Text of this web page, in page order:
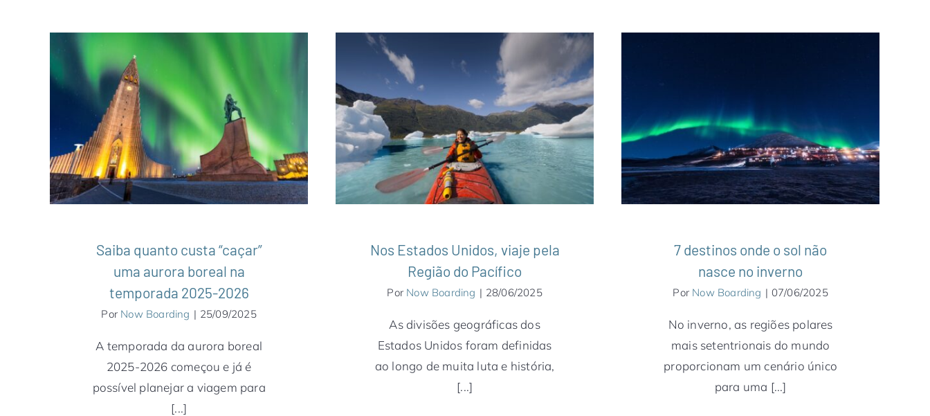
Saiba quanto custa “caçar” uma aurora
boreal na temporada 2025-2026
Alasca América do Norte
Estados Unidos
Europa Finlândia Islândia Noruega
Notícias Suécia
Saiba quanto custa “caçar”
uma aurora boreal na
temporada 2025-2026
Por Now Boarding | 25/09/2025
A temporada da aurora boreal
2025-2026 começou e já é
possível planejar a viagem para
[...]
Nos Estados Unidos, viaje pela Região
do Pacífico
Alasca América do Norte Destaques
Estados Unidos Notícias
Nos Estados Unidos, viaje pela
Região do Pacífico
Por Now Boarding | 28/06/2025
As divisões geográficas dos
Estados Unidos foram definidas
ao longo de muita luta e história,
[...]
Alasca América do Norte Ásia
Dinamarca Estados Unidos
Europa Finlândia Groenlândia Japão
Noruega
Notícias Suécia
7 destinos onde o sol não
nasce no inverno
Por Now Boarding | 07/06/2025
No inverno, as regiões polares
mais setentrionais do mundo
proporcionam um cenário único
para uma [...]